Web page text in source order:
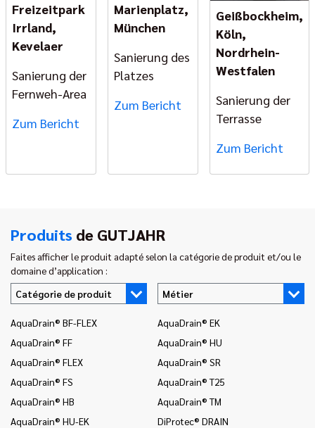
Freizeitpark
Irrland,
Kevelaer
Sanierung der
Fernweh-Area
Zum Bericht
Marienplatz,
München
Sanierung des
Platzes
Zum Bericht
Geißbockheim,
Köln,
Nordrhein-
Westfalen
Sanierung der
Terrasse
Zum Bericht
Produits de GUTJAHR
Faites afficher le produit adapté selon la catégorie de produit et/ou le
domaine d’application :
Catégorie de produit
Métier
AquaDrain® BF-FLEX
AquaDrain® FF
AquaDrain® FLEX
AquaDrain® FS
AquaDrain® HB
AquaDrain® HU-EK
AquaDrain® EK
AquaDrain® HU
AquaDrain® SR
AquaDrain® T25
AquaDrain® TM
DiProtec® DRAIN